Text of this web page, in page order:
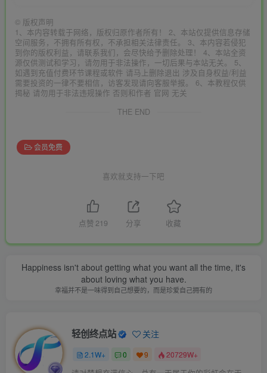
© 版权声明
1、本内容转载于网络，版权归原作者所有！ 2、本站仅提供信息存储
空间服务，不拥有所有权，不承担相关法律责任。 3、本内容若侵犯
到你的版权利益，请联系我们，会尽快给予删除处理！ 4、本站全资
源仅供测试和学习，请勿用于非法操作，一切后果与本站无关。 5、
如遇到充值付费环节课程或软件 请马上删除退出 涉及自身权益/利益
需要投资的一律不要相信，访客发现请向客服举报。 6、本教程仅供
揭秘 请勿用于非法违规操作 否则和作者 官网 无关
THE END
会员免费
喜欢就支持一下吧
点赞 219 分享 收藏
Happiness isn't about getting what you want all the time, it's
about loving what you have.
幸福并不是一味得到自己想要的，而是珍爱自己拥有的
轻创终点站 关注
2.1W+ 0 9 20729W+